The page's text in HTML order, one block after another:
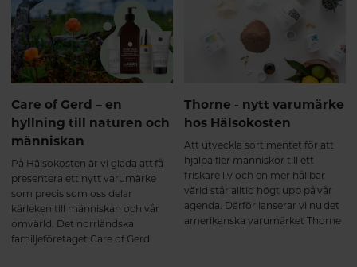
att agaDA hjälper kroppen att
bibehålla sitt starka, normala
immunsystem. Och bättre kan
det inte bli.
Care of Gerd – en
hyllning till naturen och
människan
På Hälsokosten är vi glada att få
presentera ett nytt varumärke
som precis som oss delar
kärleken till människan och vår
omvärld. Det norrländska
familjeföretaget Care of Gerd
Thorne - nytt varumärke
hos Hälsokosten
Att utveckla sortimentet för att
hjälpa fler människor till ett
friskare liv och en mer hållbar
värld står alltid högt upp på vår
agenda. Därför lanserar vi nu det
amerikanska varumärket Thorne